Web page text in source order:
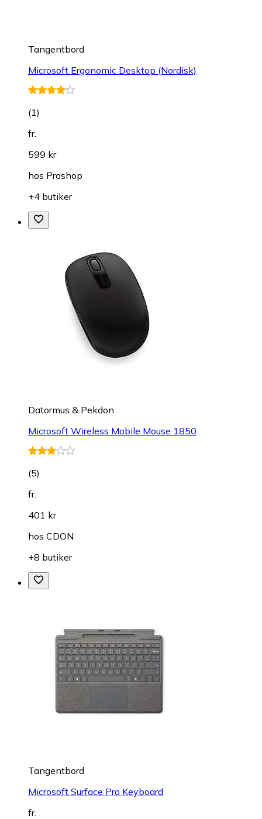
Tangentbord
Microsoft Ergonomic Desktop (Nordisk)
(1)
fr.
599 kr
hos Proshop
+4 butiker
Datormus & Pekdon
Microsoft Wireless Mobile Mouse 1850
(5)
fr.
401 kr
hos CDON
+8 butiker
Tangentbord
Microsoft Surface Pro Keyboard
fr.